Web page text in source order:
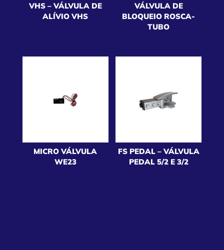
VHS – VÁLVULA DE
ALÍVIO VHS
VÁLVULA DE
BLOQUEIO ROSCA-
TUBO
MICRO VÁLVULA
WE23
FS PEDAL – VÁLVULA
PEDAL 5/2 E 3/2